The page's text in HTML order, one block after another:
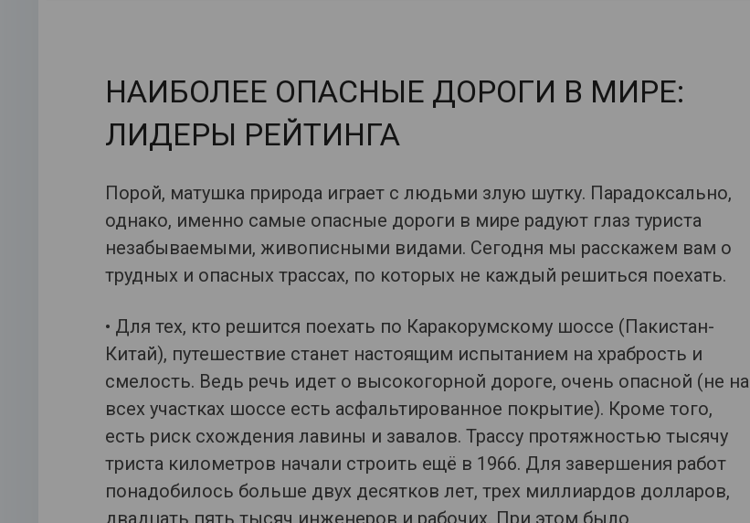
НАИБОЛЕЕ ОПАСНЫЕ ДОРОГИ В МИРЕ:
ЛИДЕРЫ РЕЙТИНГА
Порой, матушка природа играет с людьми злую шутку. Парадоксально,
однако, именно самые опасные дороги в мире радуют глаз туриста
незабываемыми, живописными видами. Сегодня мы расскажем вам о
трудных и опасных трассах, по которых не каждый решиться поехать.
• Для тех, кто решится поехать по Каракорумскому шоссе (Пакистан-
Китай), путешествие станет настоящим испытанием на храбрость и
смелость. Ведь речь идет о высокогорной дороге, очень опасной (не на
всех участках шоссе есть асфальтированное покрытие). Кроме того,
есть риск схождения лавины и завалов. Трассу протяжностью тысячу
триста километров начали строить ещё в 1966. Для завершения работ
понадобилось больше двух десятков лет, трех миллиардов долларов,
двадцать пять тысяч инженеров и рабочих. При этом было